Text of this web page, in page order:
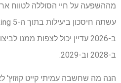
ב-2026 עדיין יכול לצפות ממנו
ב-2028 וב-2029.